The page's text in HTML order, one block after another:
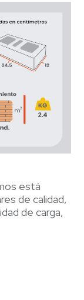
está
de calidad,
de carga,